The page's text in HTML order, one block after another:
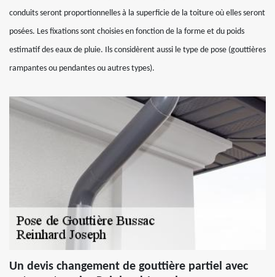
conduits seront proportionnelles à la superficie de la toiture où elles seront
posées. Les fixations sont choisies en fonction de la forme et du poids
estimatif des eaux de pluie. Ils considèrent aussi le type de pose (gouttières
rampantes ou pendantes ou autres types).
Un devis changement de gouttière partiel avec